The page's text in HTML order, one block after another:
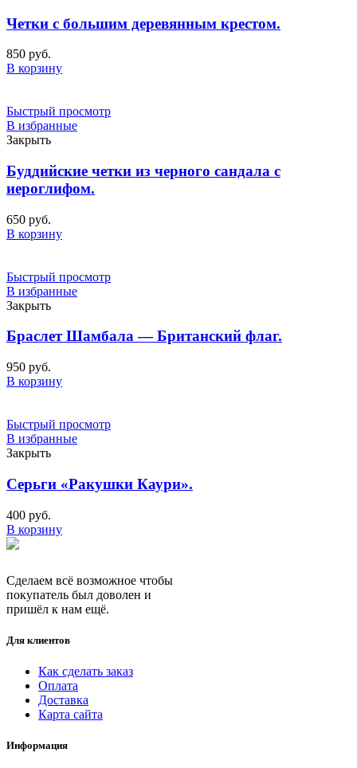
Четки с большим деревянным крестом.
850 руб.
В корзину
Быстрый просмотр
В избранные
Закрыть
Буддийские четки из черного сандала с
иероглифом.
650 руб.
В корзину
Быстрый просмотр
В избранные
Закрыть
Браслет Шамбала — Британский флаг.
950 руб.
В корзину
Быстрый просмотр
В избранные
Закрыть
Серьги «Ракушки Каури».
400 руб.
В корзину
Сделаем всё возможное чтобы
покупатель был доволен и
пришёл к нам ещё.
Для клиентов
Как сделать заказ
Оплата
Доставка
Карта сайта
Информация